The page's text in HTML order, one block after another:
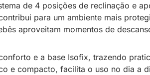
de 4 posições de reclinação e
para um ambiente mais
aproveitam momentos de
e a base Isofix, trazendo
e compacto, facilita o uso no dia a